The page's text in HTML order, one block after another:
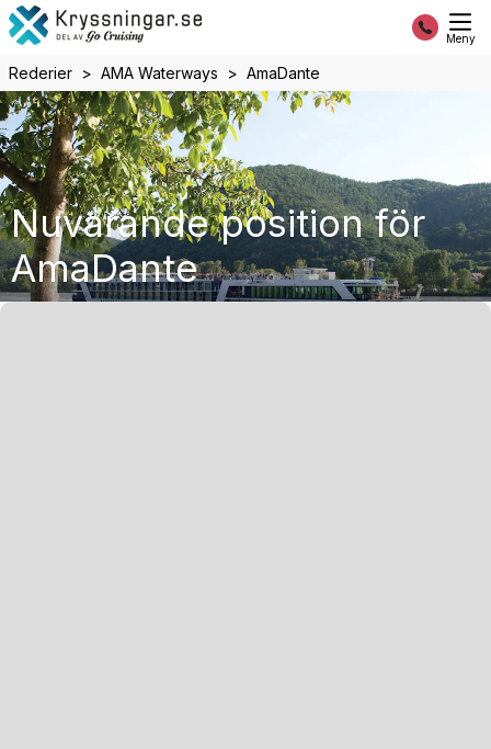
Meny
Rederier AMA Waterways AmaDante
Nuvarande position för
AmaDante